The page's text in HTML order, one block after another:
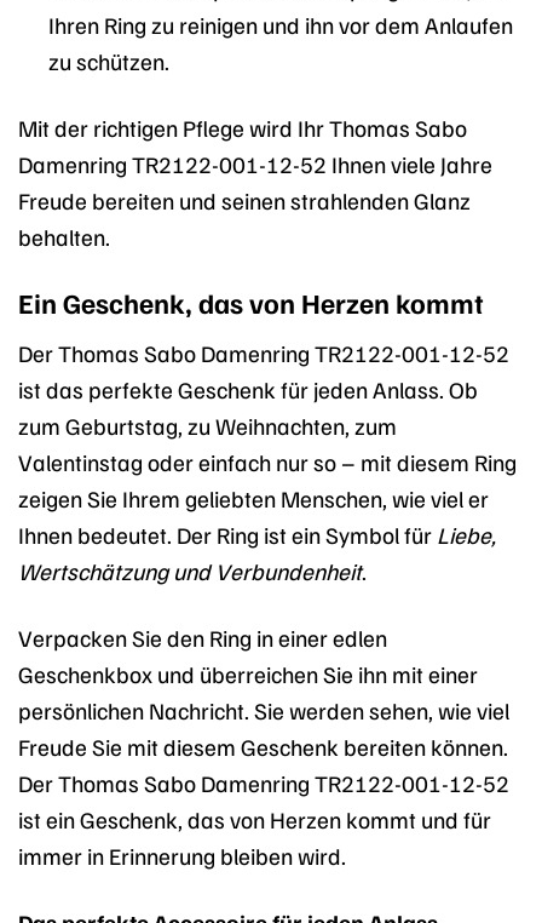
Ihren Ring zu reinigen und ihn vor dem Anlaufen
zu schützen.
Mit der richtigen Pflege wird Ihr Thomas Sabo
Damenring TR2122-001-12-52 Ihnen viele Jahre
Freude bereiten und seinen strahlenden Glanz
behalten.
Ein Geschenk, das von Herzen kommt
Der Thomas Sabo Damenring TR2122-001-12-52
ist das perfekte Geschenk für jeden Anlass. Ob
zum Geburtstag, zu Weihnachten, zum
Valentinstag oder einfach nur so – mit diesem Ring
zeigen Sie Ihrem geliebten Menschen, wie viel er
Ihnen bedeutet. Der Ring ist ein Symbol für Liebe,
Wertschätzung und Verbundenheit.
Verpacken Sie den Ring in einer edlen
Geschenkbox und überreichen Sie ihn mit einer
persönlichen Nachricht. Sie werden sehen, wie viel
Freude Sie mit diesem Geschenk bereiten können.
Der Thomas Sabo Damenring TR2122-001-12-52
ist ein Geschenk, das von Herzen kommt und für
immer in Erinnerung bleiben wird.